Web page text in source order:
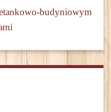
budyniowym